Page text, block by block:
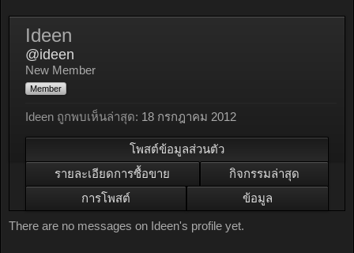
Ideen
@ideen
New Member
Member
Ideen ถูกพบเห็นล่าสุด: 18 กรกฎาคม 2012
โพสต์ข้อมูลส่วนตัว
รายละเอียดการซื้อขาย
กิจกรรมล่าสุด
การโพสต์
ข้อมูล
There are no messages on Ideen's profile yet.